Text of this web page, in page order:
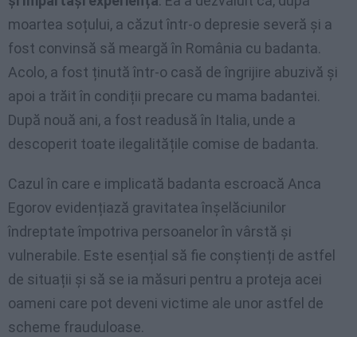
moartea soțului, a căzut într-o depresie severă și a
fost convinsă să meargă în România cu badanta.
Acolo, a fost ținută într-o casă de îngrijire abuzivă și
apoi a trăit în condiții precare cu mama badantei.
După nouă ani, a fost readusă în Italia, unde a
descoperit toate ilegalitățile comise de badanta.
Cazul în care e implicată badanta escroacă Anca
Egorov evidențiază gravitatea înșelăciunilor
îndreptate împotriva persoanelor în vârstă și
vulnerabile. Este esențial să fie conștienți de astfel
de situații și să se ia măsuri pentru a proteja acei
oameni care pot deveni victime ale unor astfel de
scheme frauduloase.